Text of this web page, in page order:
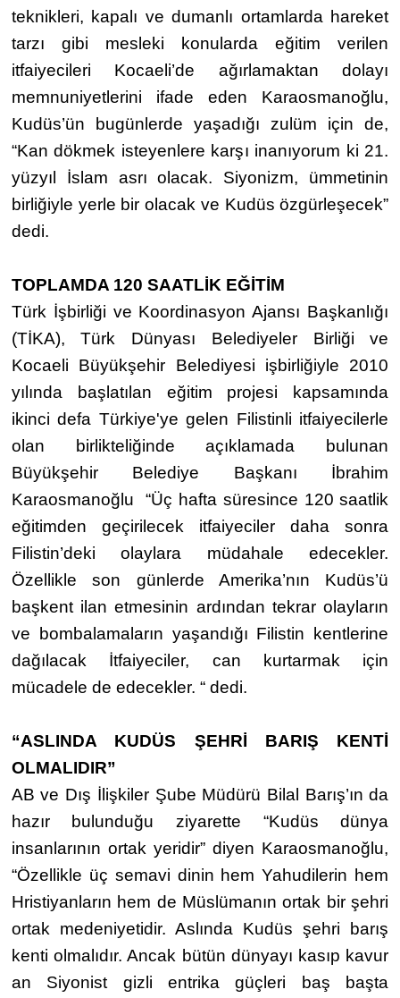
teknikleri, kapalı ve dumanlı ortamlarda hareket
tarzı gibi mesleki konularda eğitim verilen
itfaiyecileri Kocaeli’de ağırlamaktan dolayı
memnuniyetlerini ifade eden Karaosmanoğlu,
Kudüs’ün bugünlerde yaşadığı zulüm için de,
“Kan dökmek isteyenlere karşı inanıyorum ki 21.
yüzyıl İslam asrı olacak. Siyonizm, ümmetinin
birliğiyle yerle bir olacak ve Kudüs özgürleşecek”
dedi.
TOPLAMDA 120 SAATLİK EĞİTİM
Türk İşbirliği ve Koordinasyon Ajansı Başkanlığı
(TİKA), Türk Dünyası Belediyeler Birliği ve
Kocaeli Büyükşehir Belediyesi işbirliğiyle 2010
yılında başlatılan eğitim projesi kapsamında
ikinci defa Türkiye'ye gelen Filistinli itfaiyecilerle
olan birlikteliğinde açıklamada bulunan
Büyükşehir Belediye Başkanı İbrahim
Karaosmanoğlu “Üç hafta süresince 120 saatlik
eğitimden geçirilecek itfaiyeciler daha sonra
Filistin’deki olaylara müdahale edecekler.
Özellikle son günlerde Amerika’nın Kudüs’ü
başkent ilan etmesinin ardından tekrar olayların
ve bombalamaların yaşandığı Filistin kentlerine
dağılacak İtfaiyeciler, can kurtarmak için
mücadele de edecekler. “ dedi.
“ASLINDA KUDÜS ŞEHRİ BARIŞ KENTİ
OLMALIDIR”
AB ve Dış İlişkiler Şube Müdürü Bilal Barış’ın da
hazır bulunduğu ziyarette “Kudüs dünya
insanlarının ortak yeridir” diyen Karaosmanoğlu,
“Özellikle üç semavi dinin hem Yahudilerin hem
Hristiyanların hem de Müslümanın ortak bir şehri
ortak medeniyetidir. Aslında Kudüs şehri barış
kenti olmalıdır. Ancak bütün dünyayı kasıp kavur
an Siyonist gizli entrika güçleri baş başta